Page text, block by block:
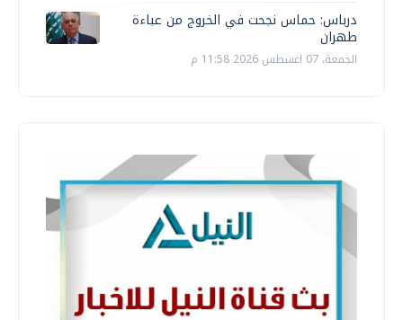
درباس: حماس نجحت في الخروج من عباءة
طهران
الجمعة، 07 اغسطس 2026 11:58 م